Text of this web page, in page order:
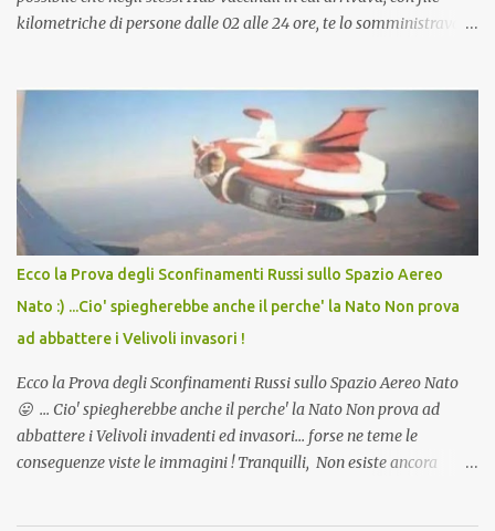
kilometriche di persone dalle 02 alle 24 ore, te lo somministravano
Vaccino come: l' Amaro del Capo, era "spettacolare Ghiacciato, ma
andava bene anche, a Temperatura Ambiente"! Riproponiamo
l'articolo per NON Dimenticare!
Ecco la Prova degli Sconfinamenti Russi sullo Spazio Aereo
Nato :) ...Cio' spiegherebbe anche il perche' la Nato Non prova
ad abbattere i Velivoli invasori !
Ecco la Prova degli Sconfinamenti Russi sullo Spazio Aereo Nato
😛 ... Cio' spiegherebbe anche il perche' la Nato Non prova ad
abbattere i Velivoli invadenti ed invasori... forse ne teme le
conseguenze viste le immagini ! Tranquilli, Non esiste ancora